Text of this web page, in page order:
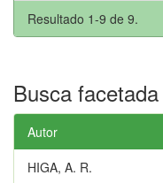
Resultado 1-9 de 9.
Busca facetada
Autor
HIGA, A. R.